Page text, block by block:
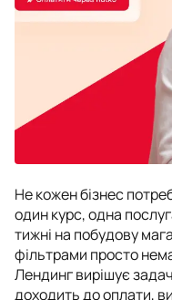
Не кожен бізнес
один курс, одна
тижні на побудову
фільтрами просто
Лендинг вирішує
доходить до оплати,